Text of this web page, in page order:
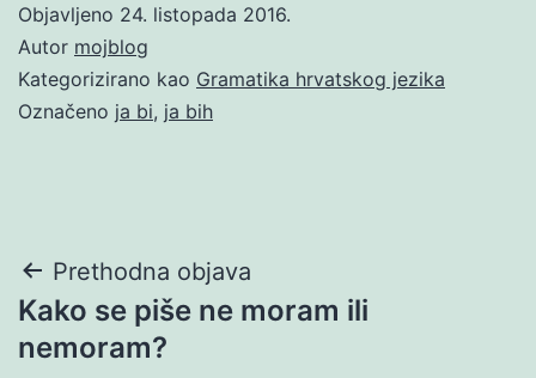
Objavljeno 24. listopada 2016.
Autor mojblog
Kategorizirano kao Gramatika hrvatskog jezika
Označeno ja bi, ja bih
Navigacija
objava
Prethodna objava
Kako se piše ne moram ili
nemoram?